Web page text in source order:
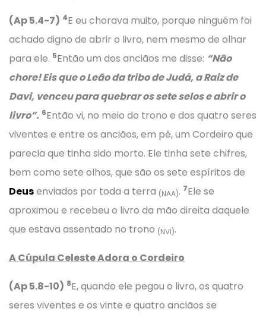
(Ap 5.4-7) 4E eu chorava muito, porque ninguém foi
achado digno de abrir o livro, nem mesmo de olhar
para ele. 5Então um dos anciãos me disse: “Não
chore! Eis que o Leão da tribo de Judá, a Raiz de
Davi, venceu para quebrar os sete selos e abrir o
livro”. 6Então vi, no meio do trono e dos quatro seres
viventes e entre os anciãos, em pé, um Cordeiro que
parecia que tinha sido morto. Ele tinha sete chifres,
bem como sete olhos, que são os sete espíritos de
Deusenviados por toda a terra (NAA). 7Ele se
aproximou e recebeu o livro da mão direita daquele
que estava assentado no trono (NVI).
A Cúpula Celeste Adora o Cordeiro
(Ap 5.8-10) 8E, quando ele pegou o livro, os quatro
seres viventes e os vinte e quatro anciãos se